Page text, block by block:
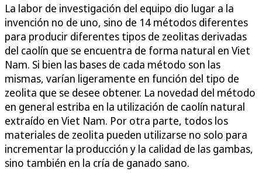
La labor de investigación del equipo dio lugar a la
invención no de uno, sino de 14 métodos diferentes
para producir diferentes tipos de zeolitas derivadas
del caolín que se encuentra de forma natural en Viet
Nam. Si bien las bases de cada método son las
mismas, varían ligeramente en función del tipo de
zeolita que se desee obtener. La novedad del método
en general estriba en la utilización de caolín natural
extraído en Viet Nam. Por otra parte, todos los
materiales de zeolita pueden utilizarse no solo para
incrementar la producción y la calidad de las gambas,
sino también en la cría de ganado sano.